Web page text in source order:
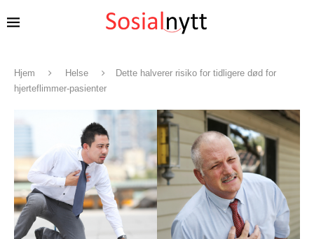
Hjem Helse
Dette halverer risiko for tidligere død for
hjerteflimmer-pasienter